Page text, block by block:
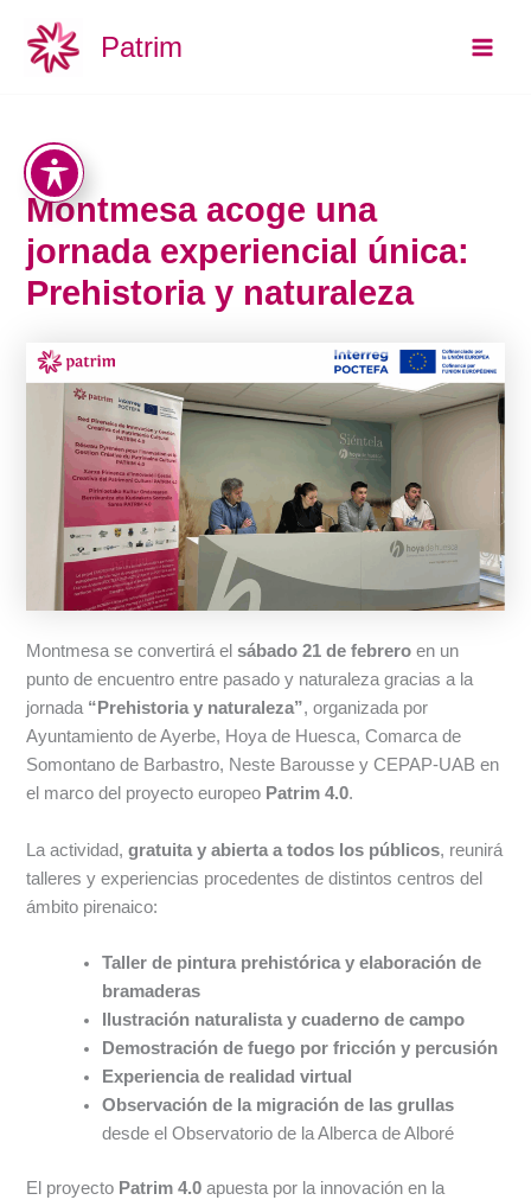
contenido
Patrim
Montmesa acoge una
jornada experiencial única:
Prehistoria y naturaleza
Montmesa se convertirá elsábado 21 de febrero en un
punto de encuentro entre pasado y naturaleza gracias a la
jornada “Prehistoria y naturaleza”, organizada por
Ayuntamiento de Ayerbe, Hoya de Huesca, Comarca de
Somontano de Barbastro, Neste Barousse y CEPAP-UAB en
el marco del proyecto europeo Patrim 4.0.
La actividad,gratuita y abierta a todos los públicos, reunirá
talleres y experiencias procedentes de distintos centros del
ámbito pirenaico:
Taller de pintura prehistórica y elaboración de
bramaderas
Ilustración naturalista y cuaderno de campo
Demostración de fuego por fricción y percusión
Experiencia de realidad virtual
Observación de la migración de las grullas
desde el Observatorio de la Alberca de Alboré
El proyecto Patrim 4.0 apuesta por la innovación en la